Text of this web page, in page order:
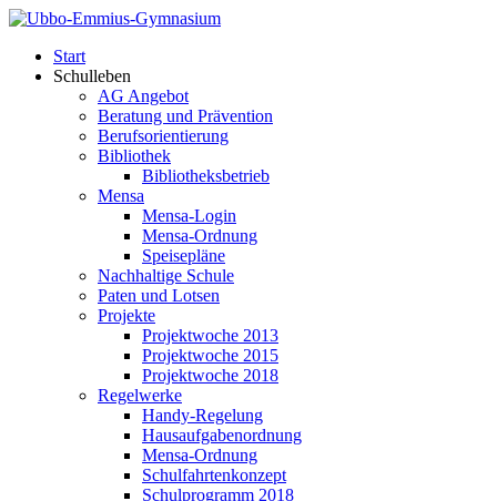
Start
Schulleben
AG Angebot
Beratung und Prävention
Berufsorientierung
Bibliothek
Bibliotheksbetrieb
Mensa
Mensa-Login
Mensa-Ordnung
Speisepläne
Nachhaltige Schule
Paten und Lotsen
Projekte
Projektwoche 2013
Projektwoche 2015
Projektwoche 2018
Regelwerke
Handy-Regelung
Hausaufgabenordnung
Mensa-Ordnung
Schulfahrtenkonzept
Schulprogramm 2018